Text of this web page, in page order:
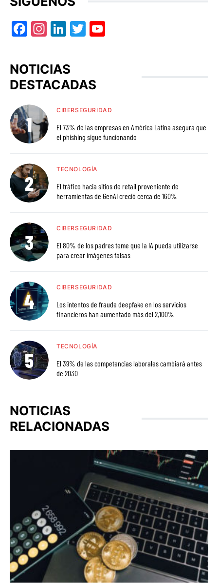
Facebook
Instagram
LinkedIn
Twitter
NOTICIAS
DESTACADAS
CIBERSEGURIDAD
El 73% de las empresas en América Latina asegura que
el phishing sigue funcionando
TECNOLOGÍA
El tráfico hacia sitios de retail proveniente de
herramientas de GenAI creció cerca de 160%
CIBERSEGURIDAD
El 80% de los padres teme que la IA pueda utilizarse
para crear imágenes falsas
CIBERSEGURIDAD
Los intentos de fraude deepfake en los servicios
financieros han aumentado más del 2,100%
TECNOLOGÍA
El 39% de las competencias laborales cambiará antes
de 2030
NOTICIAS
RELACIONADAS